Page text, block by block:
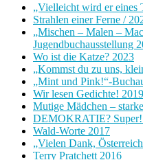
„Vielleicht wird er eines
Strahlen einer Ferne /
„Mischen – Malen –
Jugendbuchausstellung
Wo ist die Katze? 2023
„Kommst du zu uns,
„Mint und Pink!“-
Wir lesen Gedichte! 2019
Mutige Mädchen –
DEMOKRATIE?
Wald-Worte 2017
„Vielen Dank,
Terry Pratchett 2016